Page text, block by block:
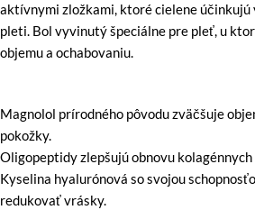
aktívnymi zložkami, ktoré cielene
pleti. Bol vyvinutý špeciálne pre pleť, u
objemu a ochabovaniu.
Magnolol prírodného pôvodu zväčšuje
pokožky.
Oligopeptidy zlepšujú obnovu
Kyselina hyalurónová so svojou
redukovať vrásky.